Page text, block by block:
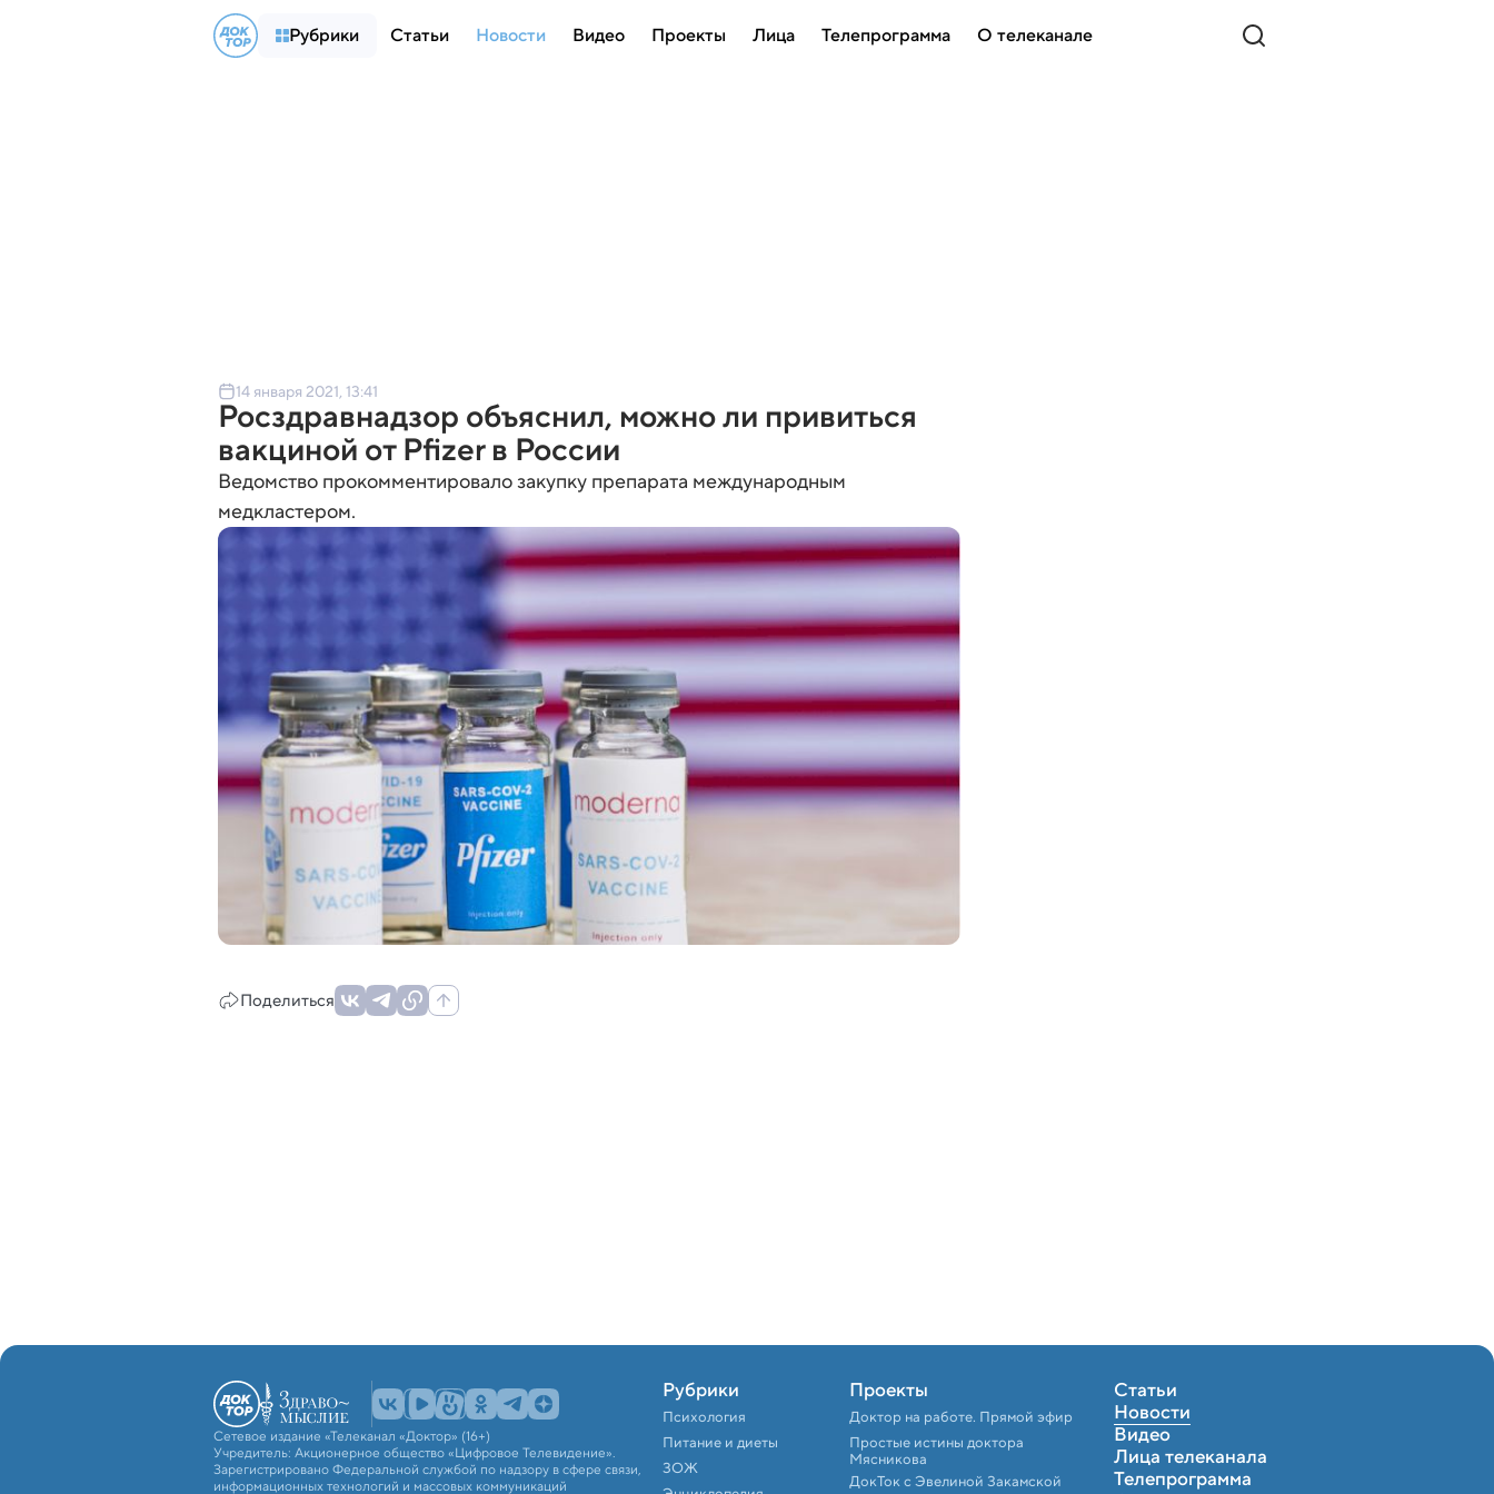
Рубрики Статьи Новости Видео Проекты Лица Телепрограмма О телеканале
14 января 2021, 13:41
Росздравнадзор объяснил, можно ли привиться
вакциной от Pfizer в России
Ведомство прокомментировало закупку препарата международным
медкластером.
Поделиться
Сетевое издание «Телеканал «Доктор» (16+)
Учредитель: Акционерное общество «Цифровое Телевидение».
Зарегистрировано Федеральной службой по надзору в сфере связи,
информационных технологий и массовых коммуникаций
Рубрики
Психология
Питание и диеты
ЗОЖ
Проекты
Доктор на работе. Прямой эфир
Простые истины доктора
Мясникова
ДокТок с Эвелиной Закамской
Статьи
Новости
Видео
Лица телеканала
Телепрограмма